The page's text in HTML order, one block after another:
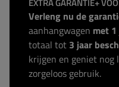
Verleng nu de
aanhangwagen met
totaal tot 3 jaar
krijgen en geniet nog
zorgeloos gebruik.